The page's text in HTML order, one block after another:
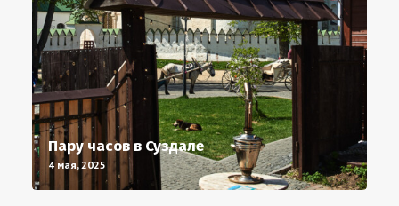
Пару часов в Суздале
4 мая, 2025